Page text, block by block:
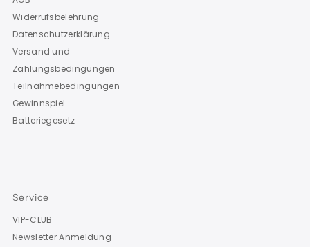
Widerrufsbelehrung
Datenschutzerklärung
Versand und
Zahlungsbedingungen
Teilnahmebedingungen
Gewinnspiel
Batteriegesetz
Service
VIP-CLUB
Newsletter Anmeldung